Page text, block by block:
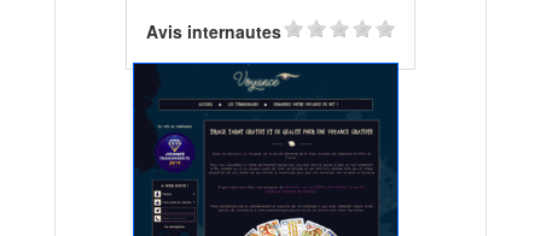
Avis internautes